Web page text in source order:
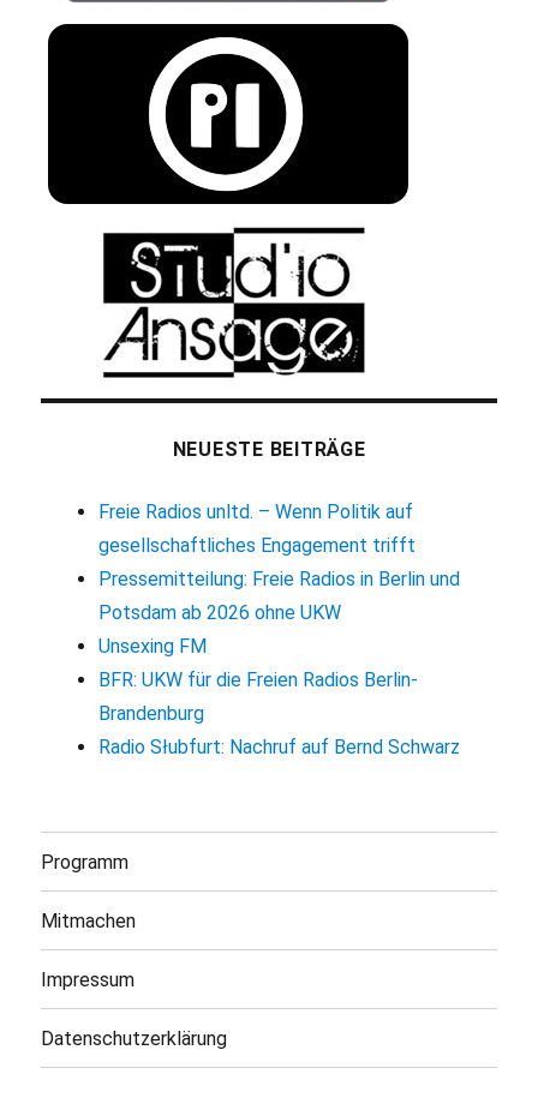
NEUESTE BEITRÄGE
Freie Radios unltd. – Wenn Politik auf
gesellschaftliches Engagement trifft
Pressemitteilung: Freie Radios in Berlin und
Potsdam ab 2026 ohne UKW
Unsexing FM
BFR: UKW für die Freien Radios Berlin-
Brandenburg
Radio Słubfurt: Nachruf auf Bernd Schwarz
Programm
Mitmachen
Impressum
Datenschutzerklärung